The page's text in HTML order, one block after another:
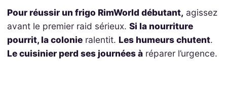
Pour réussir un frigo RimWorld débutant, agissez
avant le premier raid sérieux. Si la nourriture
pourrit, la colonieralentit. Les humeurs chutent.
Le cuisinier perd ses journées àréparer l’urgence.